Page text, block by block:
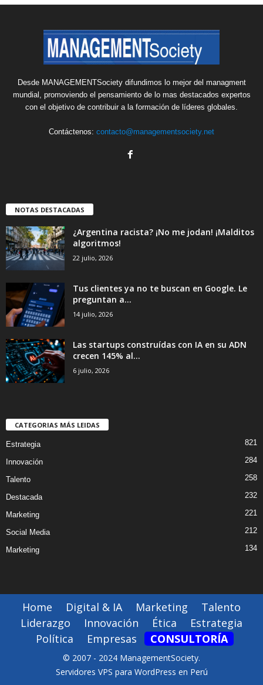
Desde MANAGEMENTSociety difundimos lo mejor del managment
mundial, promoviendo el pensamiento de lo mas destacados expertos
con el objetivo de contribuir a la formación de líderes globales.
Contáctenos: contacto@managementsociety.net
NOTAS DESTACADAS
¿Argentina racista? ¡No me jodan! ¡Malditos
algoritmos!
22 julio, 2026
Tus clientes ya no te buscan en Google. Le
preguntan a...
14 julio, 2026
Las startups construídas con IA en su ADN
crecen 145% al...
6 julio, 2026
CATEGORIAS MÁS LEIDAS
Estrategia 821
Innovación 284
Talento 258
Destacada 232
Marketing 221
Social Media 212
Marketing 134
Home Digital & IA Marketing
Talento
Liderazgo
Innovación Ética
Estrategia
Política
Empresas CONSULTORÍA
© 2007 - 2024 ManagementSociety.
Servidores VPS para WordPress en Perú